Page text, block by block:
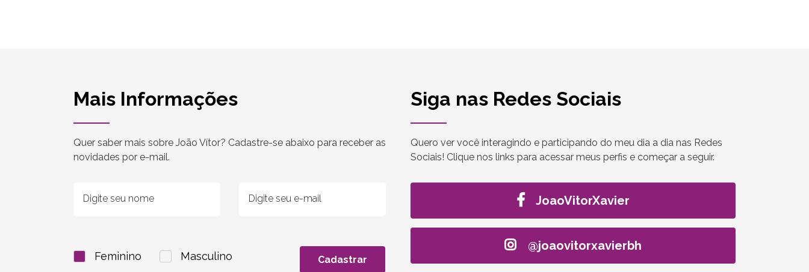
Mais Informações
Quer saber mais sobre João Vítor? Cadastre-se abaixo para receber as
novidades por e-mail.
Feminino Masculino Cadastrar
Siga nas Redes Sociais
Quero ver você interagindo e participando do meu dia a dia nas Redes
Sociais! Clique nos links para acessar meus perfis e começar a seguir.
JoaoVitorXavier
@joaovitorxavierbh